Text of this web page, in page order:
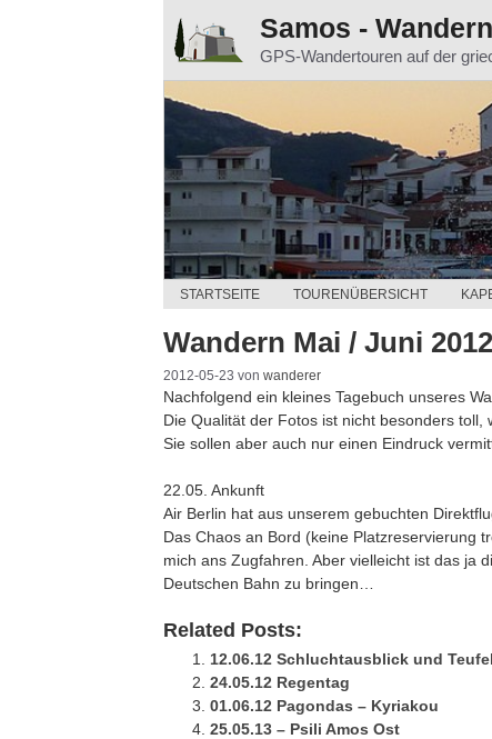
Samos - Wandern
GPS-Wandertouren auf der
STARTSEITE TOURENÜBERSICHT
Wandern Mai / Juni 2012
2012-05-23 von wanderer
Nachfolgend ein kleines Tagebuch unseres
Die Qualität der Fotos ist nicht besonders
Sie sollen aber auch nur einen Eindruck
22.05. Ankunft
Air Berlin hat aus unserem gebuchten
Das Chaos an Bord (keine Platzreservierung
mich ans Zugfahren. Aber vielleicht ist das ja
Deutschen Bahn zu bringen…
Related Posts:
12.06.12 Schluchtausblick und
24.05.12 Regentag
01.06.12 Pagondas – Kyriakou
25.05.13 – Psili Amos Ost